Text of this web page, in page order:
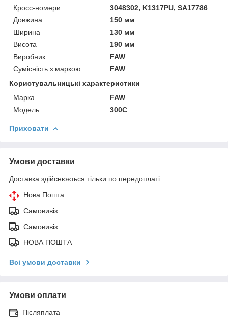
Кросс-номери
3048302, K1317PU, SA17786
Довжина
150 мм
Ширина
130 мм
Висота
190 мм
Виробник
FAW
Сумісність з маркою
FAW
Користувальницькі характеристики
Марка
FAW
Модель
300C
Приховати
Умови доставки
Доставка здійснюється тільки по передоплаті.
Нова Пошта
Самовивіз
Самовивіз
НОВА ПОШТА
Всі умови доставки
Умови оплати
Післяплата